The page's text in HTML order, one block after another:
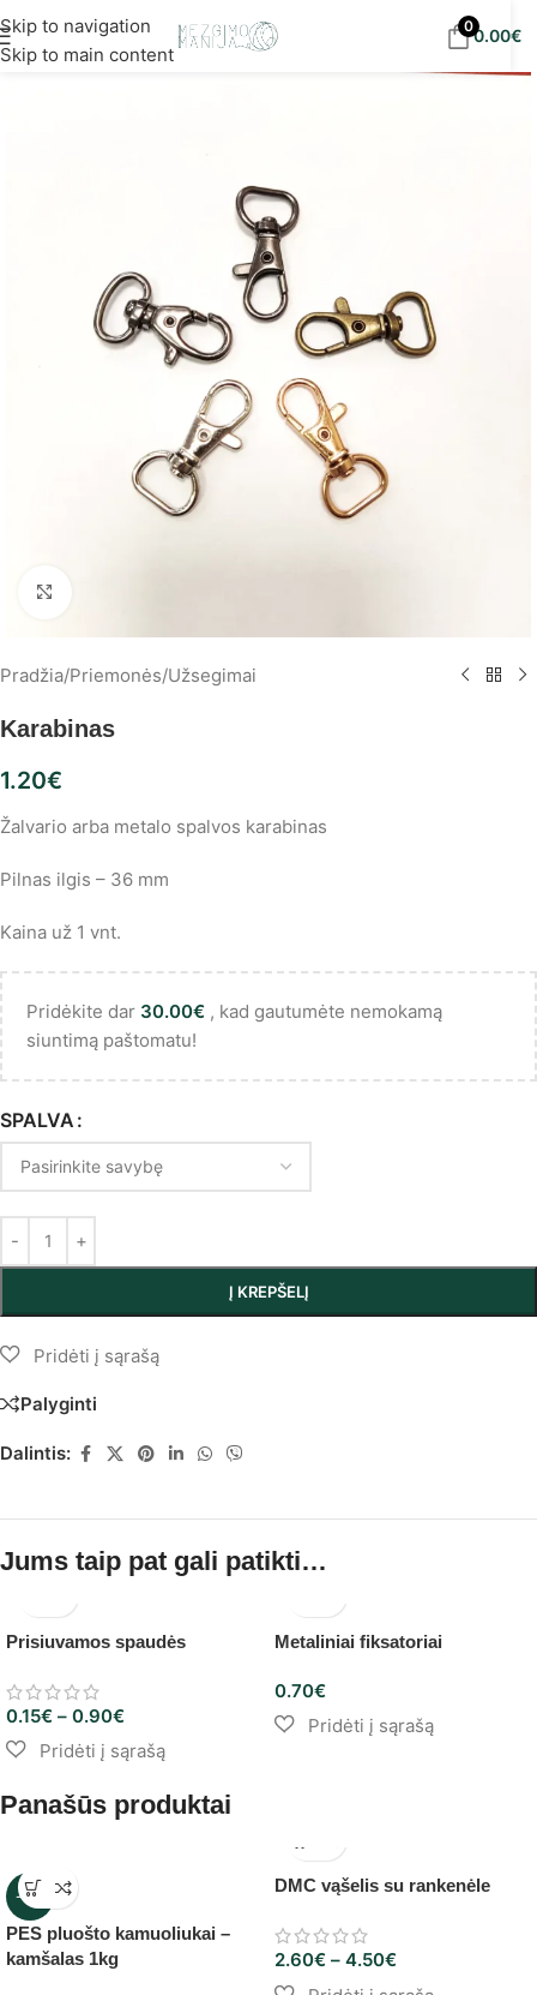
Skip to navigation
Skip to main content
eur!
00.00€
Pradžia/Priemonės/Užsegimai
Karabinas
1.20€
Žalvario arba metalo spalvos karabinas
Pilnas ilgis – 36 mm
Kaina už 1 vnt.
Pridėkite dar 30.00€ , kad gautumėte nemokamą
siuntimą paštomatu!
SPALVA
Į KREPŠELĮ
Palyginti
Dalintis:
Jums taip pat gali patikti…
Prisiuvamos spaudės
0.15€ – 0.90€
Metaliniai fiksatoriai
0.70€
Panašūs produktai
-12%
PES pluošto kamuoliukai –
kamšalas 1kg
DMC vąšelis su rankenėle
2.60€ – 4.50€